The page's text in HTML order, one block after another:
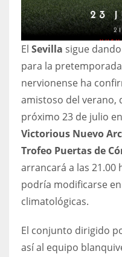
IND
34
DEN
24
20
16
El Sevilla sigue
para la
nervionense ha
amistoso del verano,
próximo 23 de julio
Victorious Nuevo
Trofeo Puertas de
arrancará a las
podría modificarse
climatológicas.
El conjunto dirigido
así al equipo